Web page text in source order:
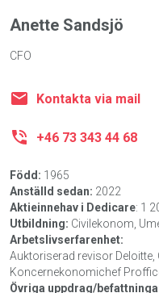
Anette Sandsjö
CFO
Kontakta via mail
+46 73 343 44 68
Född: 1965
Anställd sedan: 2022
Aktieinnehav i Dedicare: 1
Utbildning: Civilekonom,
Arbetslivserfarenhet:
Auktoriserad revisor Deloitte,
Koncernekonomichef
Övriga uppdrag/